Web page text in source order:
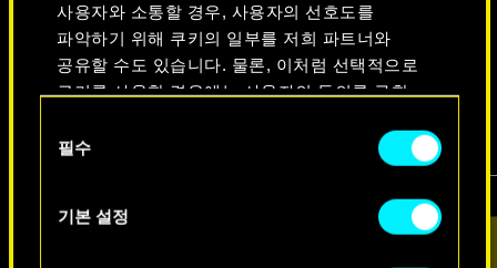
사용자와 소통할 경우, 사용자의 선호도를
파악하기 위해 쿠키의 일부를 저희 파트너와
공유할 수도 있습니다. 물론, 이처럼 선택적으로
쿠키를 사용할 경우에는 사용자의 동의를 구할
쿠키 사용에 관한 세부 사항이나 관련 설정은
아래의 "Settings" 메뉴에서 확인할 수 있습니다.
필수
기본 설정
사이버펑크 2077
비디오 스크린샷 콘셉트 아트